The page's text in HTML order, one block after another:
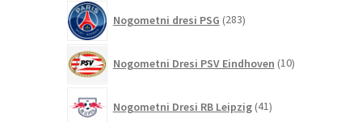
Nogometni dresi PSG 283izdelkov
Nogometni Dresi PSV Eindhoven 10izdelkov
Nogometni Dresi RB Leipzig 41izdelkov